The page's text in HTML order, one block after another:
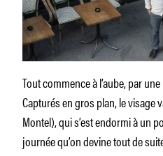
Tout commence à l’aube, par
Capturés en gros plan, le visage
Montel), qui s’est endormi à un
journée qu’on devine tout de